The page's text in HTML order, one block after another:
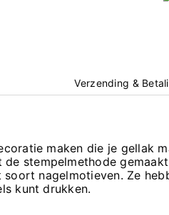
Verzending &
maken die je gellak
stempelmethode
nagelmotieven. Ze
kunt drukken.